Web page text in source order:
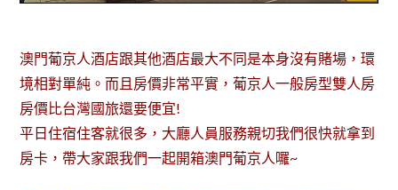
澳門葡京人酒店跟其他酒店最大不同是本身沒有賭場，環
境相對單純。而且房價非常平實，葡京人一般房型雙人房
房價比台灣國旅還要便宜!
平日住宿住客就很多，大廳人員服務親切我們很快就拿到
房卡，帶大家跟我們一起開箱澳門葡京人囉~